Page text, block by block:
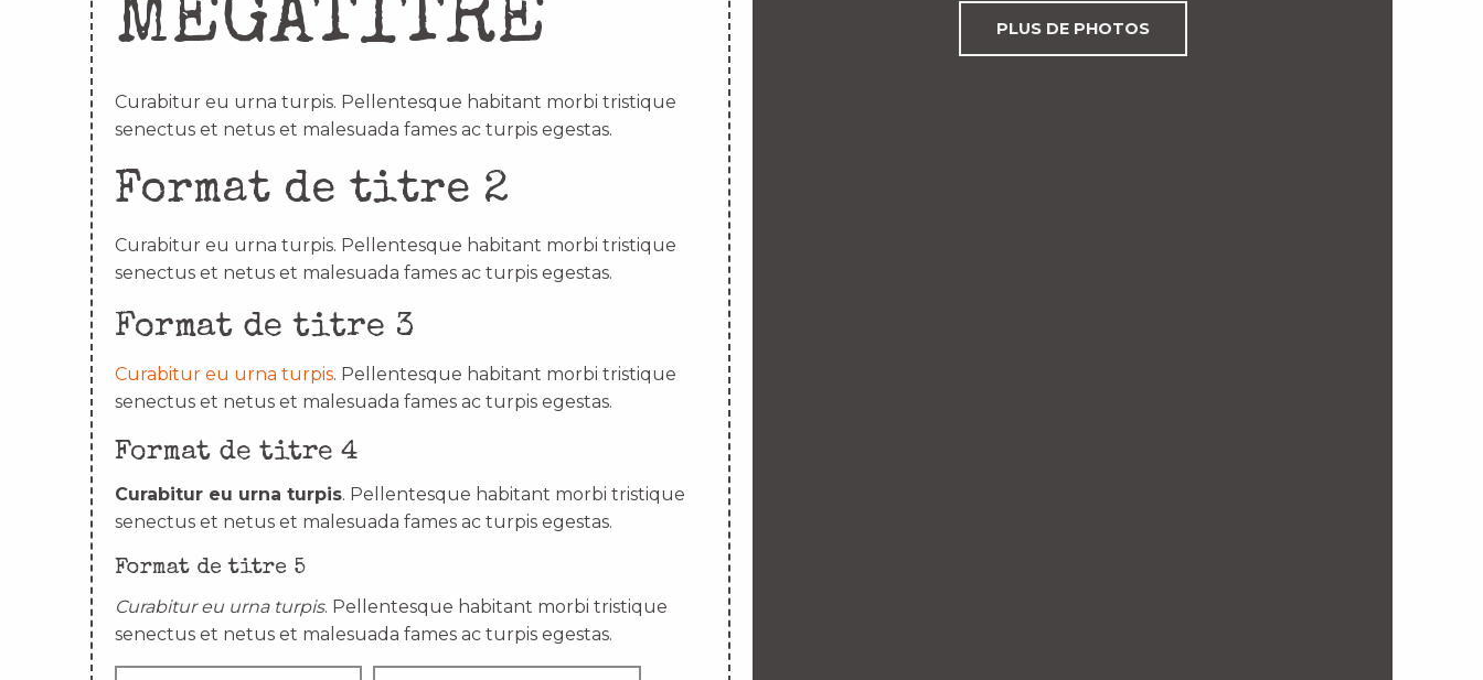
MÉGATITRE
Curabitur eu urna turpis. Pellentesque habitant morbi tristique
senectus et netus et malesuada fames ac turpis egestas.
Format de titre 2
Curabitur eu urna turpis. Pellentesque habitant morbi tristique
senectus et netus et malesuada fames ac turpis egestas.
Format de titre 3
Curabitur eu urna turpis. Pellentesque habitant morbi tristique
senectus et netus et malesuada fames ac turpis egestas.
Format de titre 4
Curabitur eu urna turpis. Pellentesque habitant morbi tristique
senectus et netus et malesuada fames ac turpis egestas.
Format de titre 5
Curabitur eu urna turpis. Pellentesque habitant morbi tristique
senectus et netus et malesuada fames ac turpis egestas.
PLUS DE PHOTOS